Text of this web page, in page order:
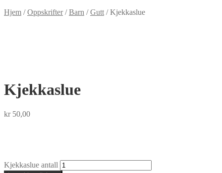
Hjem /Oppskrifter/Barn /Gutt /Kjekkaslue
Kjekkaslue
kr50,00
Kjekkaslue antall